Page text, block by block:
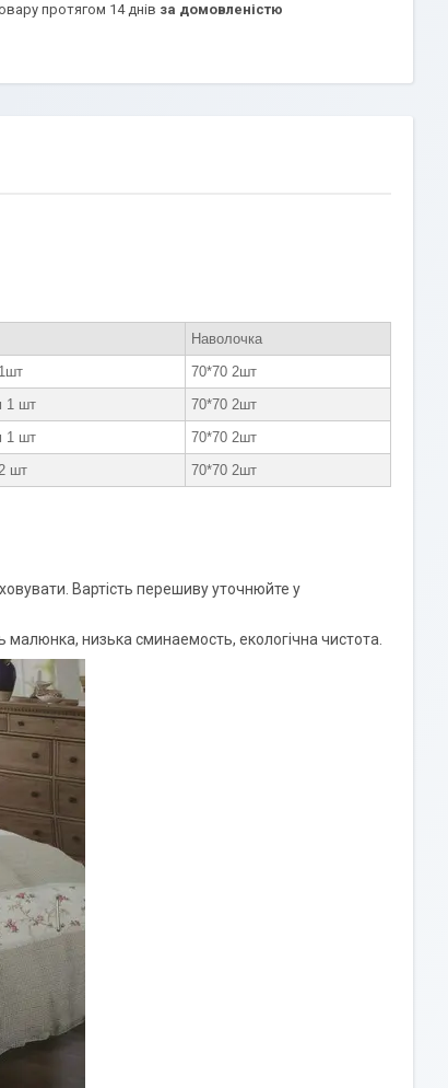
протягом 14 днів за домовленістю
Наволочка
70*70 2шт
1 шт
70*70 2шт
1 шт
70*70 2шт
шт 70*70 2шт
Вартість перешиву уточнюйте у
малюнка, низька сминаемость, екологічна чистота.